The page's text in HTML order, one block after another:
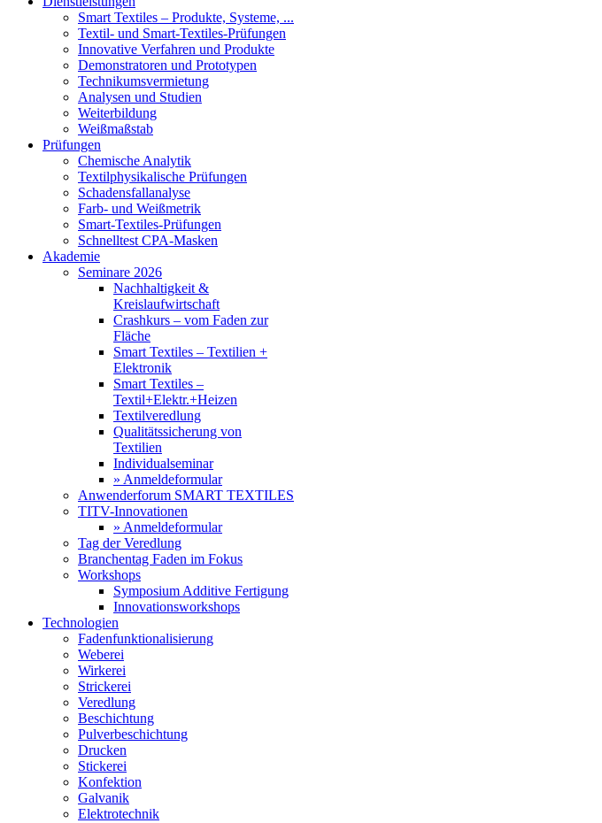
Smart Textiles – Produkte, Systeme, ...
Textil- und Smart-Textiles-Prüfungen
Innovative Verfahren und Produkte
Demonstratoren und Prototypen
Technikumsvermietung
Analysen und Studien
Weiterbildung
Weißmaßstab
Prüfungen
Chemische Analytik
Textilphysikalische Prüfungen
Schadensfallanalyse
Farb- und Weißmetrik
Smart-Textiles-Prüfungen
Schnelltest CPA-Masken
Akademie
Seminare 2026
Nachhaltigkeit &
Kreislaufwirtschaft
Crashkurs – vom Faden zur
Fläche
Smart Textiles – Textilien +
Elektronik
Smart Textiles –
Textil+Elektr.+Heizen
Textilveredlung
Qualitätssicherung von
Textilien
Individualseminar
» Anmeldeformular
Anwenderforum SMART TEXTILES
TITV-Innovationen
» Anmeldeformular
Tag der Veredlung
Branchentag Faden im Fokus
Workshops
Symposium Additive Fertigung
Innovationsworkshops
Technologien
Fadenfunktionalisierung
Weberei
Wirkerei
Strickerei
Veredlung
Beschichtung
Pulverbeschichtung
Drucken
Stickerei
Konfektion
Galvanik
Elektrotechnik